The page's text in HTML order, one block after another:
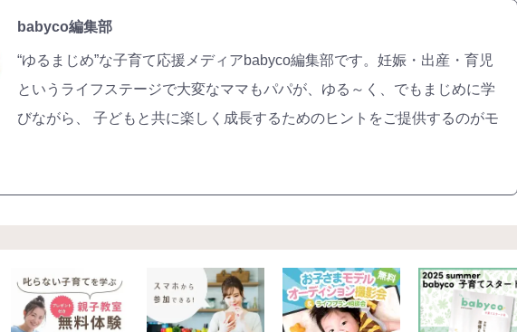
babyco編集部
“ゆるまじめ”な子育て応援メディアbabyco編集部です。妊娠・出産・育児
というライフステージで大変なママもパパが、ゆる～く、でもまじめに学
びながら、 子どもと共に楽しく成長するためのヒントをご提供するのがモ